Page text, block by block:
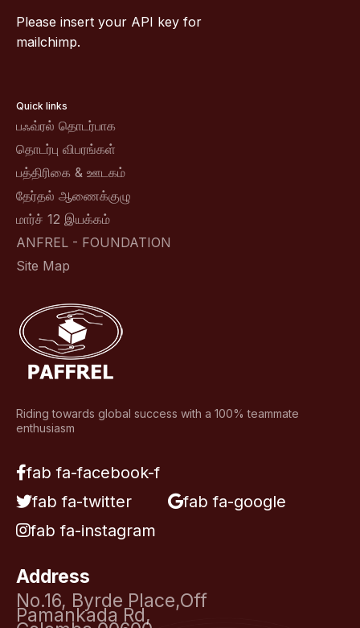
Please insert your API key for
mailchimp.
Quick links
பஃவ்ரல் தொடர்பாக
தொடர்பு விபரங்கள்
பத்திரிகை & ஊடகம்
தேர்தல் ஆணைக்குழு
மார்ச் 12 இயக்கம்
ANFREL - FOUNDATION
Site Map
Riding towards global success with a 100% teammate
enthusiasm
fab fa-facebook-f
fab fa-twitter
fab fa-google
fab fa-instagram
Address
No.16, Byrde Place,Off
Pamankada Rd,